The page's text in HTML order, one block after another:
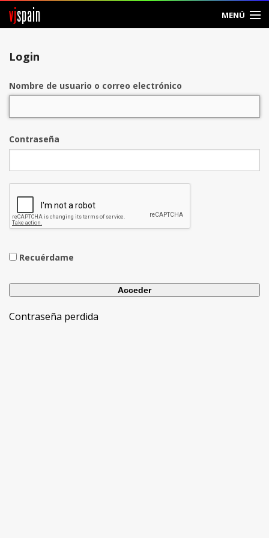
vjspain MENÚ
Login
Nombre de usuario o correo electrónico
Contraseña
Recuérdame
Contraseña perdida